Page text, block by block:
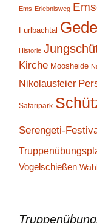
Ems-Erlebnisweg
Furlbachtal
Historie
Kirche Moosheide
Nikolausfeier
Safaripark
Serengeti-
Vogelschießen